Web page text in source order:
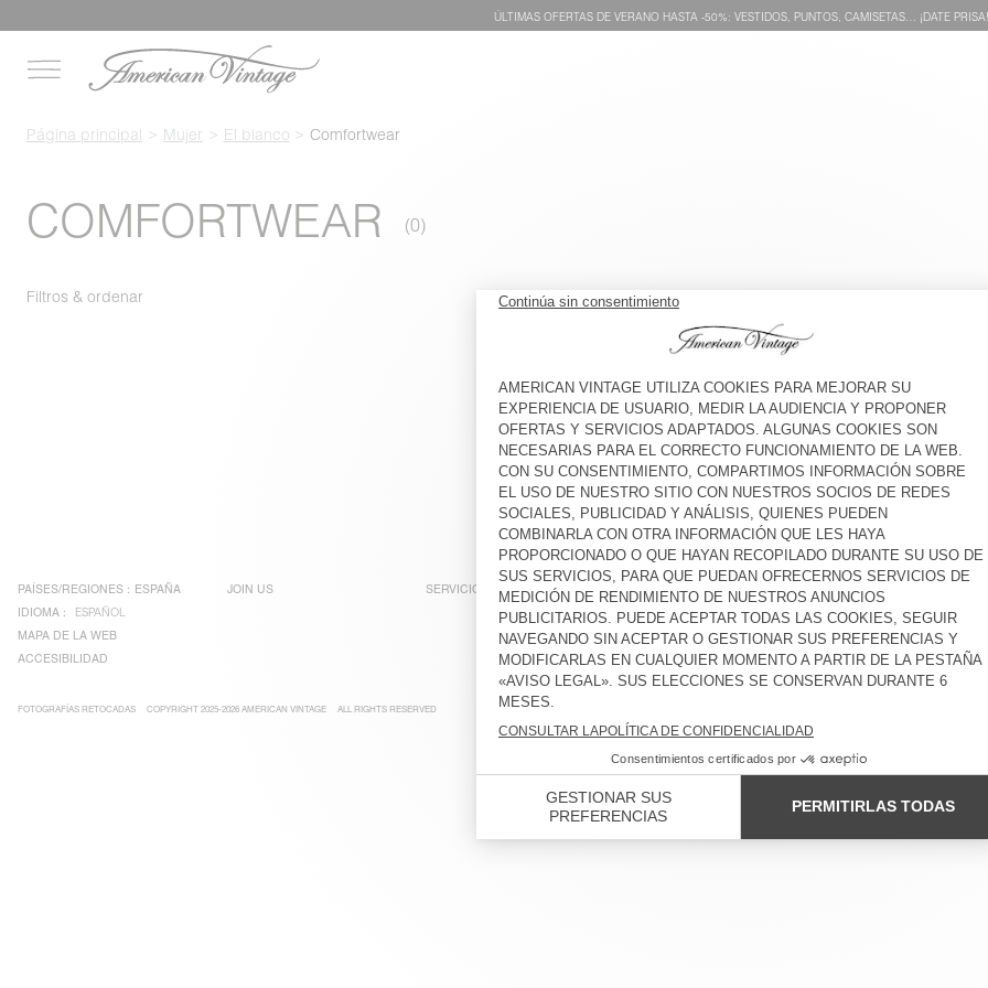
ÚLTIMAS OFERTAS DE VERANO HASTA -50%: VESTIDOS, PUNTOS, CAMISETAS… ¡DATE PRISA!
Página principal Mujer El blanco Comfortwear
COMFORTWEAR
Filtros & ordenar
PAÍSES/REGIONES : ESPAÑA
IDIOMA :
ESPAÑOL
MAPA DE LA WEB
ACCESIBILIDAD
JOIN US SERVICIO AL CLIENTE AVISO LEGAL NUESTRAS TIENDAS
FOTOGRAFÍAS RETOCADAS COPYRIGHT 2025-2026 AMERICAN VINTAGE ALL RIGHTS RESERVED